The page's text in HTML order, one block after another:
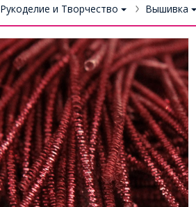
Рукоделие и Творчество Вышивка